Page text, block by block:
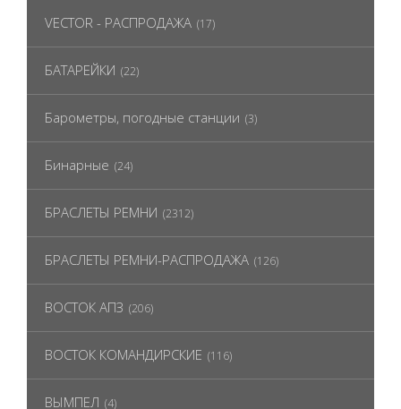
VECTOR - РАСПРОДАЖА (17)
БАТАРЕЙКИ (22)
Барометры, погодные станции (3)
Бинарные (24)
БРАСЛЕТЫ РЕМНИ (2312)
БРАСЛЕТЫ РЕМНИ-РАСПРОДАЖА (126)
ВОСТОК АПЗ (206)
ВОСТОК КОМАНДИРСКИЕ (116)
ВЫМПЕЛ (4)